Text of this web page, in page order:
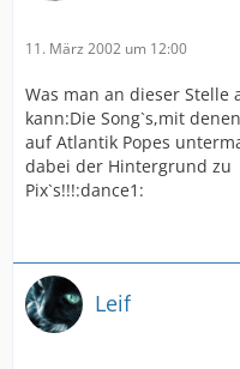
11. März 2002 um 12:00
Was man an dieser
kann:Die Song`s,mit
auf Atlantik Popes
dabei der Hintergrund zu
Pix`s!!!:dance1:
Leif